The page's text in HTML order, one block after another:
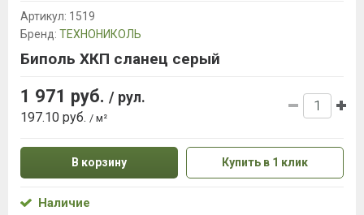
Артикул: 1519
Бренд: ТЕХНОНИКОЛЬ
Биполь ХКП сланец серый
1 971 руб. / рул.
197.10 руб. / м²
В корзину Купить в 1 клик
Наличие